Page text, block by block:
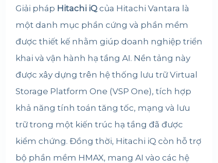
Giải pháp Hitachi iQ của Hitachi Vantara là
một danh mục phần cứng và phần mềm
được thiết kế nhằm giúp doanh nghiệp triển
khai và vận hành hạ tầng AI. Nền tảng này
được xây dựng trên hệ thống lưu trữ Virtual
Storage Platform One (VSP One), tích hợp
khả năng tính toán tăng tốc, mạng và lưu
trữ trong một kiến trúc hạ tầng đã được
kiểm chứng. Đồng thời, Hitachi iQ còn hỗ trợ
bộ phần mềm HMAX, mang AI vào các hệ